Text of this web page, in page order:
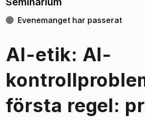
Evenemanget har passerat
AI-etik: AI-
första regel: